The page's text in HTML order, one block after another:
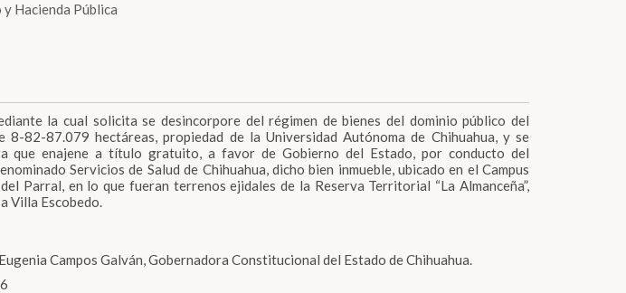
Hacienda Pública
la cual solicita se desincorpore del régimen de bienes del dominio público del
8-82-87.079 hectáreas, propiedad de la Universidad Autónoma de Chihuahua, y se
que enajene a título gratuito, a favor de Gobierno del Estado, por conducto del
Servicios de Salud de Chihuahua, dicho bien inmueble, ubicado en el Campus
Parral, en lo que fueran terrenos ejidales de la Reserva Territorial “La Almanceña”,
Villa Escobedo.
Campos Galván, Gobernadora Constitucional del Estado de Chihuahua.